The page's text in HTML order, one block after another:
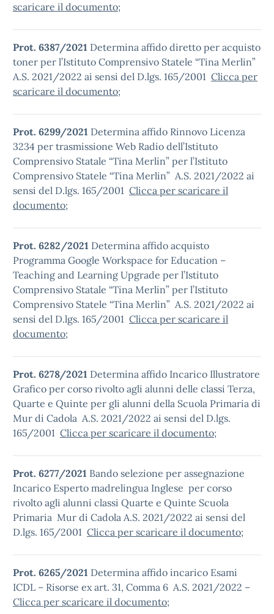
scaricare il documento;
Prot. 6387/2021 Determina affido diretto per acquisto
toner per l’Istituto Comprensivo Statele “Tina Merlin”
A.S. 2021/2022 ai sensi del D.lgs. 165/2001 Clicca per
scaricare il documento;
Prot. 6299/2021 Determina affido Rinnovo Licenza
3234 per trasmissione Web Radio dell’Istituto
Comprensivo Statale “Tina Merlin” per l’Istituto
Comprensivo Statele “Tina Merlin” A.S. 2021/2022 ai
sensi del D.lgs. 165/2001 Clicca per scaricare il
documento;
Prot. 6282/2021 Determina affido acquisto
Programma Google Workspace for Education –
Teaching and Learning Upgrade per l’Istituto
Comprensivo Statale “Tina Merlin” per l’Istituto
Comprensivo Statele “Tina Merlin” A.S. 2021/2022 ai
sensi del D.lgs. 165/2001 Clicca per scaricare il
documento;
Prot. 6278/2021 Determina affido Incarico Illustratore
Grafico per corso rivolto agli alunni delle classi Terza,
Quarte e Quinte per gli alunni della Scuola Primaria di
Mur di Cadola A.S. 2021/2022 ai sensi del D.lgs.
165/2001 Clicca per scaricare il documento;
Prot. 6277/2021 Bando selezione per assegnazione
Incarico Esperto madrelingua Inglese per corso
rivolto agli alunni classi Quarte e Quinte Scuola
Primaria Mur di Cadola A.S. 2021/2022 ai sensi del
D.lgs. 165/2001 Clicca per scaricare il documento;
Prot. 6265/2021 Determina affido incarico Esami
ICDL – Risorse ex art. 31, Comma 6 A.S. 2021/2022 –
Clicca per scaricare il documento;